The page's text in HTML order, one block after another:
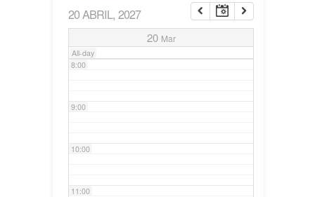
20 ABRIL, 2027
20 Mar
All-day
7:00
8:00
9:00
10:00
11:00